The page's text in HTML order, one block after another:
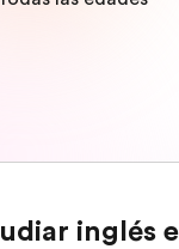
inglés